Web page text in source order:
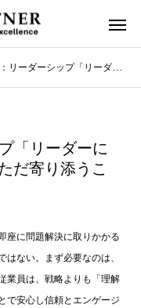
リーダーに最も求められるスキルは、ただ寄り添うことである」
「リーダーに
だ寄り添うこ
座に問題解決に取りかかる
ない。まず必要なのは、
業員は、戦略よりも「理解
で安心し信頼とエンゲージ